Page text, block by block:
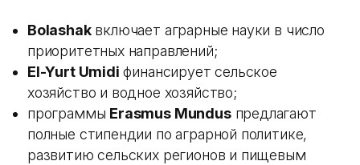
Bolashakвключает аграрные науки в число
приоритетных направлений;
El-Yurt Umidi финансирует сельское
хозяйство и водное хозяйство;
программы Erasmus Mundusпредлагают
полные стипендии по аграрной политике,
развитию сельских регионов и пищевым